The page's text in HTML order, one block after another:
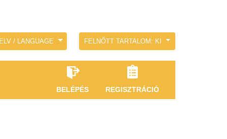
/ LANGUAGE FELNŐTT TARTALOM: KI
BELÉPÉS REGISZTRÁCIÓ